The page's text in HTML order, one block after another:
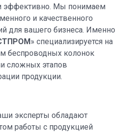
эффективно. Мы понимаем
и качественного
для вашего бизнеса. Именно
» специализируется на
беспроводных колонок
сложных этапов
продукции.
эксперты обладают
работы с продукцией